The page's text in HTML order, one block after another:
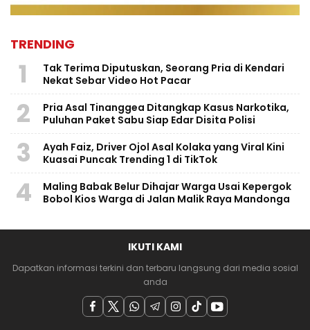
TRENDING
1
Tak Terima Diputuskan, Seorang Pria di Kendari
Nekat Sebar Video Hot Pacar
2
Pria Asal Tinanggea Ditangkap Kasus Narkotika,
Puluhan Paket Sabu Siap Edar Disita Polisi
3
Ayah Faiz, Driver Ojol Asal Kolaka yang Viral Kini
Kuasai Puncak Trending 1 di TikTok
4
Maling Babak Belur Dihajar Warga Usai Kepergok
Bobol Kios Warga di Jalan Malik Raya Mandonga
IKUTI KAMI
Dapatkan informasi terkini dan terbaru langsung dari media sosial
anda